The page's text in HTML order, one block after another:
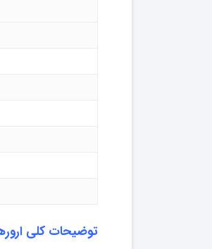
توضیحات کلی